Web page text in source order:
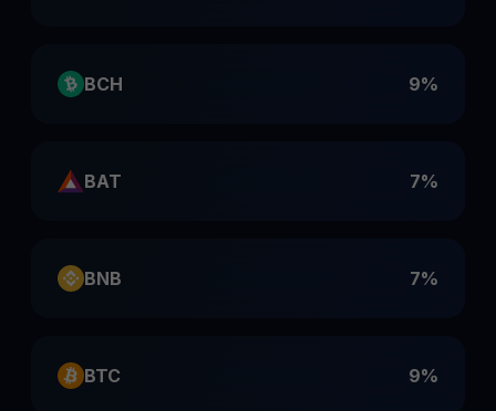
BCH 9%
BAT 7%
BNB 7%
BTC 9%